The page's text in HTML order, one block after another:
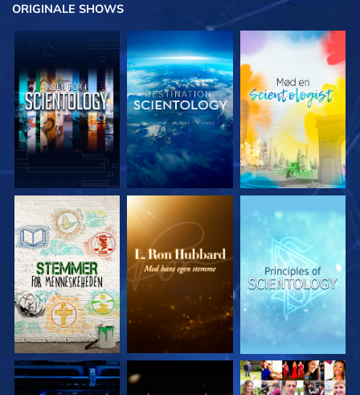
ORIGINALE SHOWS
UDFORSK SERIEN UDFORSK SERIEN UDFORSK SERIEN